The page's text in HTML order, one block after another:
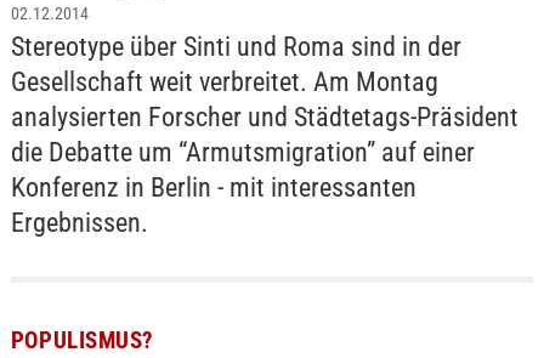
02.12.2014
Stereotype über Sinti und Roma sind in der
Gesellschaft weit verbreitet. Am Montag
analysierten Forscher und Städtetags-Präsident
die Debatte um “Armutsmigration” auf einer
Konferenz in Berlin - mit interessanten
Ergebnissen.
POPULISMUS?